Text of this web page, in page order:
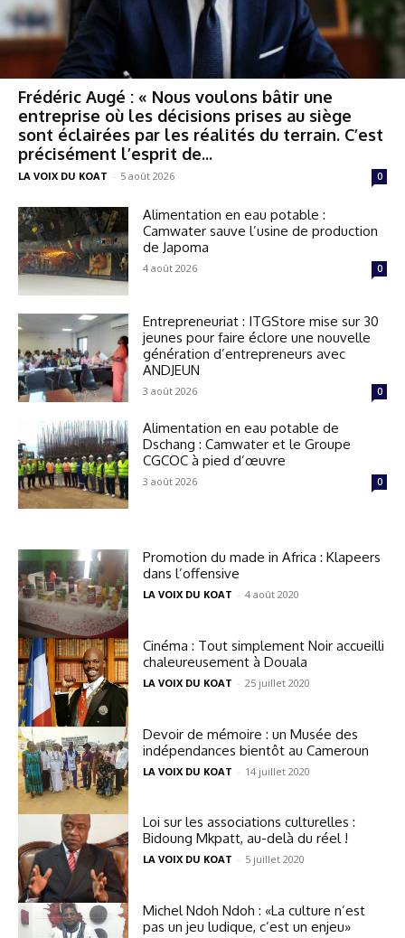
Frédéric Augé : « Nous voulons bâtir une
entreprise où les décisions prises au siège
sont éclairées par les réalités du terrain. C’est
précisément l’esprit de...
LA VOIX DU KOAT - 5 août 2026 0
Alimentation en eau potable :
Camwater sauve l’usine de production
de Japoma
4 août 2026 0
Entrepreneuriat : ITGStore mise sur 30
jeunes pour faire éclore une nouvelle
génération d’entrepreneurs avec
ANDJEUN
3 août 2026 0
Alimentation en eau potable de
Dschang : Camwater et le Groupe
CGCOC à pied d’œuvre
3 août 2026 0
Promotion du made in Africa : Klapeers
dans l’offensive
LA VOIX DU KOAT - 4 août 2020
Cinéma : Tout simplement Noir accueilli
chaleureusement à Douala
LA VOIX DU KOAT - 25 juillet 2020
Devoir de mémoire : un Musée des
indépendances bientôt au Cameroun
LA VOIX DU KOAT - 14 juillet 2020
Loi sur les associations culturelles :
Bidoung Mkpatt, au-delà du réel !
LA VOIX DU KOAT - 5 juillet 2020
Michel Ndoh Ndoh : «La culture n’est
pas un jeu ludique, c’est un enjeu»